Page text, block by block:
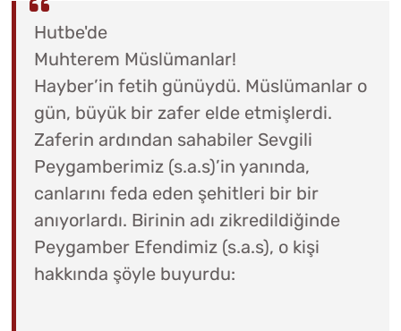
Hutbe'de
Muhterem Müslümanlar!
Hayber’in fetih günüydü. Müslümanlar o
gün, büyük bir zafer elde etmişlerdi.
Zaferin ardından sahabiler Sevgili
Peygamberimiz (s.a.s)’in yanında,
canlarını feda eden şehitleri bir bir
anıyorlardı. Birinin adı zikredildiğinde
Peygamber Efendimiz (s.a.s), o kişi
hakkında şöyle buyurdu: